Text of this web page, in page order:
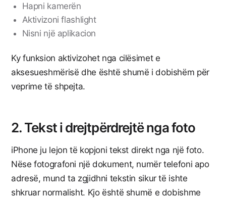
Hapni kamerën
Aktivizoni flashlight
Nisni një aplikacion
Ky funksion aktivizohet nga cilësimet e
aksesueshmërisë dhe është shumë i dobishëm për
veprime të shpejta.
2. Tekst i drejtpërdrejtë nga foto
iPhone ju lejon të kopjoni tekst direkt nga një foto.
Nëse fotografoni një dokument, numër telefoni apo
adresë, mund ta zgjidhni tekstin sikur të ishte
shkruar normalisht. Kjo është shumë e dobishme